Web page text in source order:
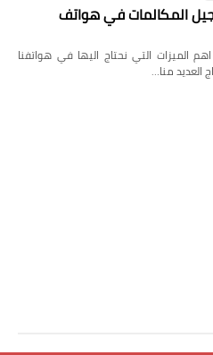
المكالمات في هواتف
الميزات التي نحتاج اليها في هواتفنا
العديد منا…